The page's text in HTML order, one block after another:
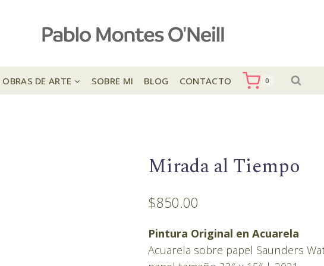
OBRAS DE ARTE SOBRE MI BLOG CONTACTO 0
Mirada al Tiempo
$850.00
Pintura Original en Acuarela
Acuarela sobre papel Saunders